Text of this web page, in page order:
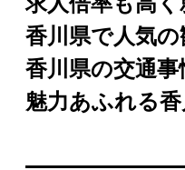
香川県で人気
香川県の交通事
魅力あふれる